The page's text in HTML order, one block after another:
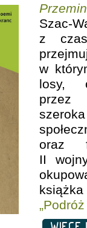
Szac-
z
w
losy,
przez
oraz
II